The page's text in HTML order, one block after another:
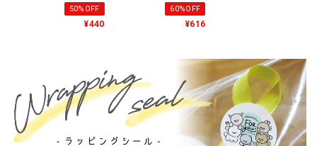
50%OFF
¥440
60%OFF
¥616